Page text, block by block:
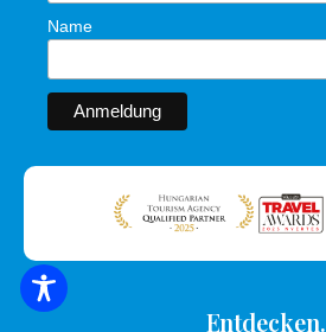
Name
Entdecken.